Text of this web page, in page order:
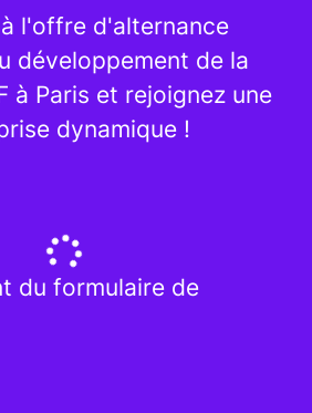
l'offre d'alternance
développement de la
à Paris et rejoignez une
dynamique !
du formulaire de